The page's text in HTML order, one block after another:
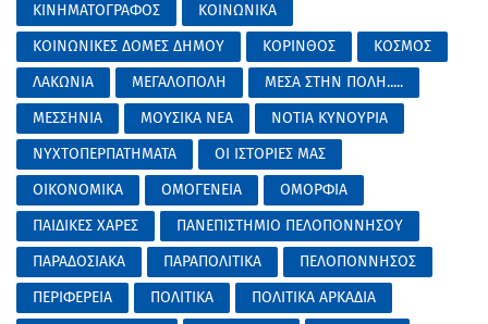
ΚΙΝΗΜΑΤΟΓΡΑΦΟΣ
ΚΟΙΝΩΝΙΚΑ
ΚΟΙΝΩΝΙΚΕΣ ΔΟΜΕΣ ΔΗΜΟΥ
ΚΟΡΙΝΘΟΣ
ΚΟΣΜΟΣ
ΛΑΚΩΝΙΑ
ΜΕΓΑΛΟΠΟΛΗ
ΜΕΣΑ ΣΤΗΝ ΠΟΛΗ.....
ΜΕΣΣΗΝΙΑ
ΜΟΥΣΙΚΑ ΝΕΑ
ΝΟΤΙΑ ΚΥΝΟΥΡΙΑ
ΝΥΧΤΟΠΕΡΠΑΤΗΜΑΤΑ
ΟΙ ΙΣΤΟΡΙΕΣ ΜΑΣ
ΟΙΚΟΝΟΜΙΚΑ
ΟΜΟΓΕΝΕΙΑ
ΟΜΟΡΦΙΑ
ΠΑΙΔΙΚΕΣ ΧΑΡΕΣ
ΠΑΝΕΠΙΣΤΗΜΙΟ ΠΕΛΟΠΟΝΝΗΣΟΥ
ΠΑΡΑΔΟΣΙΑΚΑ
ΠΑΡΑΠΟΛΙΤΙΚΑ
ΠΕΛΟΠΟΝΝΗΣΟΣ
ΠΕΡΙΦΕΡΕΙΑ
ΠΟΛΙΤΙΚΑ
ΠΟΛΙΤΙΚΑ ΑΡΚΑΔΙΑ